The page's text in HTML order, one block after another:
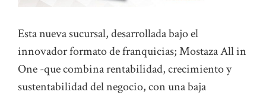
Esta nueva sucursal, desarrollada bajo el
innovador formato de franquicias; Mostaza All in
One -que combina rentabilidad, crecimiento y
sustentabilidad del negocio, con una baja